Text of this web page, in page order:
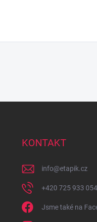
KONTAKT
info@etapik.cz
+420 725 933 054
Jsme také na